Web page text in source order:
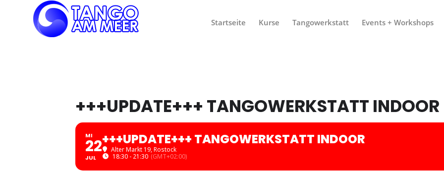
Startseite Kurse Tangowerkstatt Events + Workshops
+++UPDATE+++ TANGOWERKSTATT INDOOR
MI
22
JUL
+++UPDATE+++ TANGOWERKSTATT INDOOR
Alter Markt 19, Rostock
18:30 - 21:30 (GMT+02:00)